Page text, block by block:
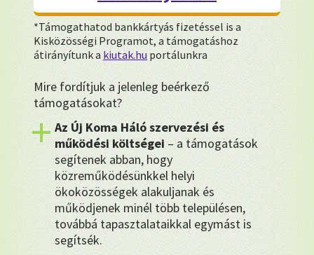
*Támogathatod bankkártyás fizetéssel is a
Kisközösségi Programot, a támogatáshoz
átirányítunk akiutak.huportálunkra
Mire fordítjuk a jelenleg beérkező
támogatásokat?
Az Új Koma Háló szervezési és
működési költségei– a támogatások
segítenek abban, hogy
közreműködésünkkel helyi
ökoközösségek alakuljanak és
működjenek minél több településen,
továbbá tapasztalataikkal egymást is
segítsék.